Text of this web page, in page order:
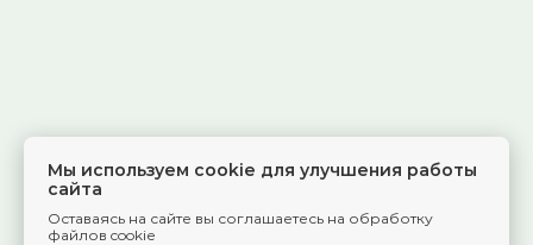
Мы используем cookie для улучшения работы
сайта
Оставаясь на сайте вы соглашаетесь на обработку
файлов cookie